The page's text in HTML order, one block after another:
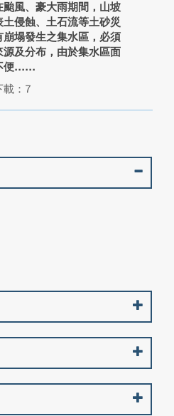
風、豪大雨期間，山坡
侵蝕、土石流等土砂災
塌發生之集水區，必須
及分布，由於集水區面
便...
載：7